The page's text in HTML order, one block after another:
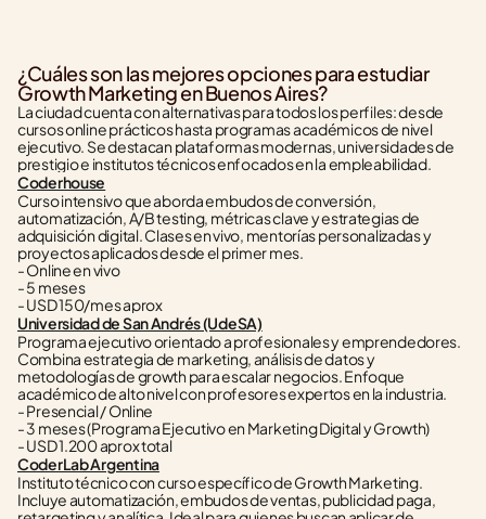
¿Cuáles son las mejores opciones para estudiar
Growth Marketing en Buenos Aires?
La ciudad cuenta con alternativas para todos los perfiles: desde
cursos online prácticos hasta programas académicos de nivel
ejecutivo. Se destacan plataformas modernas, universidades de
prestigio e institutos técnicos enfocados en la empleabilidad.
Coderhouse
Curso intensivo que aborda embudos de conversión,
automatización, A/B testing, métricas clave y estrategias de
adquisición digital. Clases en vivo, mentorías personalizadas y
proyectos aplicados desde el primer mes.
- Online en vivo
- 5 meses
- USD 150/mes aprox
Universidad de San Andrés (UdeSA)
Programa ejecutivo orientado a profesionales y emprendedores.
Combina estrategia de marketing, análisis de datos y
metodologías de growth para escalar negocios. Enfoque
académico de alto nivel con profesores expertos en la industria.
- Presencial / Online
- 3 meses (Programa Ejecutivo en Marketing Digital y Growth)
- USD 1.200 aprox total
CoderLab Argentina
Instituto técnico con curso específico de Growth Marketing.
Incluye automatización, embudos de ventas, publicidad paga,